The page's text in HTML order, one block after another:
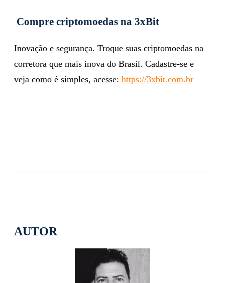
AUTOR
Compre criptomoedas na 3xBit
Inovação e segurança. Troque suas criptomoedas na
corretora que mais inova do Brasil. Cadastre-se e
veja como é simples, acesse: https://3xbit.com.br